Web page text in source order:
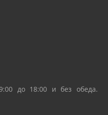
до 18:00 и без обеда.